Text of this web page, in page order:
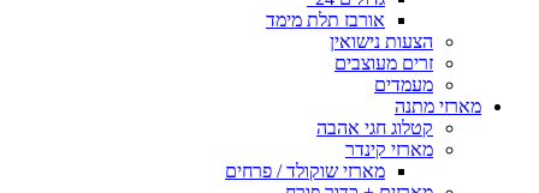
אורבז תלת מימד
הצעות נישואין
זרים מעוצבים
מעמדים
מארזי מתנה
קטלוג חגי אהבה
מארזי קינדר
מארזי שוקולד / פרחים